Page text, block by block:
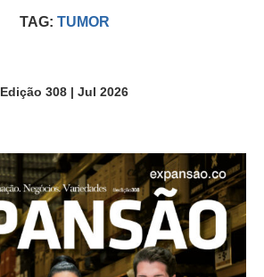
TAG: TUMOR
Edição 308 | Jul 2026